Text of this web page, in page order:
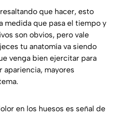
que hacer, esto
medida que pasa el tiempo y
son obvios, pero vale
tu anatomía va siendo
venga bien ejercitar para
apariencia, mayores
en los huesos es señal de